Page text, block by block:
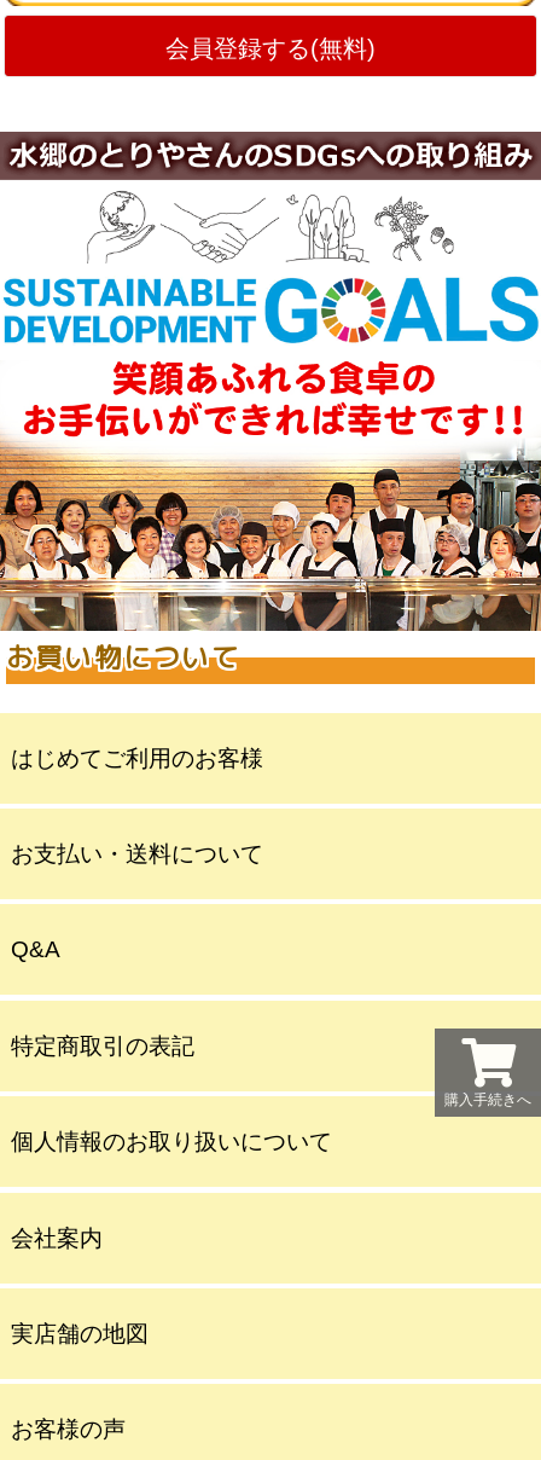
会員登録する(無料)
お買い物について
はじめてご利用のお客様
お支払い・送料について
Q&A
特定商取引の表記
個人情報のお取り扱いについて
会社案内
実店舗の地図
お客様の声
購入手続きへ